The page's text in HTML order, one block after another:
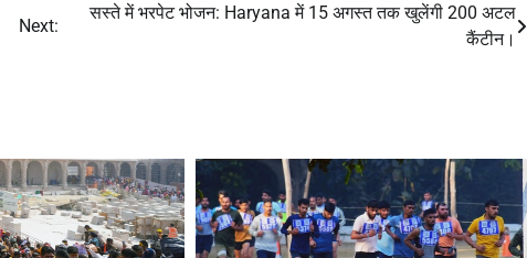
Next:
सस्ते में भरपेट भोजन: Haryana में 15 अगस्त तक खुलेंगी 200 अटल
कैंटीन।